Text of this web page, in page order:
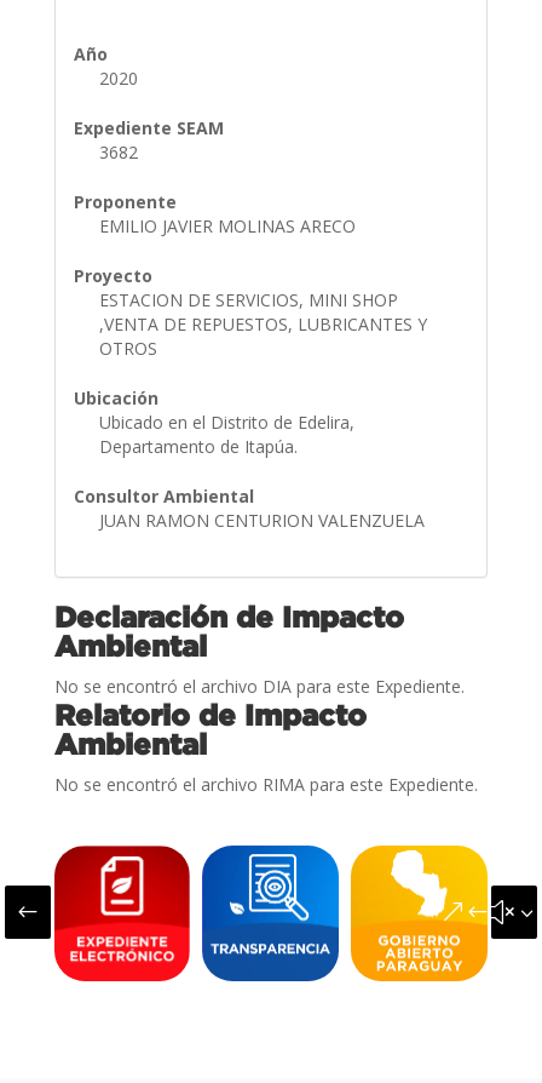
Año
2020
Expediente SEAM
3682
Proponente
EMILIO JAVIER MOLINAS ARECO
Proyecto
ESTACION DE SERVICIOS, MINI SHOP
,VENTA DE REPUESTOS, LUBRICANTES Y
OTROS
Ubicación
Ubicado en el Distrito de Edelira,
Departamento de Itapúa.
Consultor Ambiental
JUAN RAMON CENTURION VALENZUELA
Declaración de Impacto
Ambiental
No se encontró el archivo DIA para este Expediente.
Relatorio de Impacto
Ambiental
No se encontró el archivo RIMA para este Expediente.
#